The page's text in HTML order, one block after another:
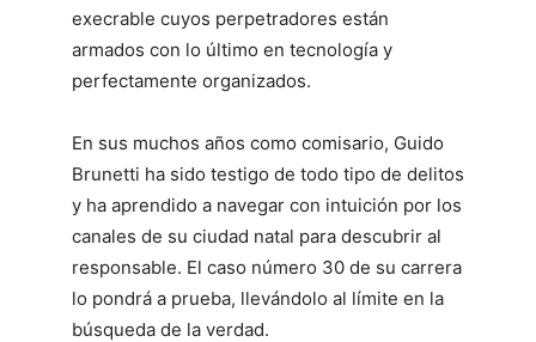
execrable cuyos perpetradores están
armados con lo último en tecnología y
perfectamente organizados.
En sus muchos años como comisario, Guido
Brunetti ha sido testigo de todo tipo de delitos
y ha aprendido a navegar con intuición por los
canales de su ciudad natal para descubrir al
responsable. El caso número 30 de su carrera
lo pondrá a prueba, llevándolo al límite en la
búsqueda de la verdad.